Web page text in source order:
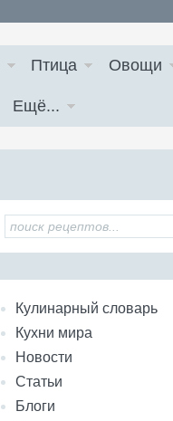
Птица Овощи
Ещё...
Кулинарный словарь
Кухни мира
Новости
Статьи
Блоги